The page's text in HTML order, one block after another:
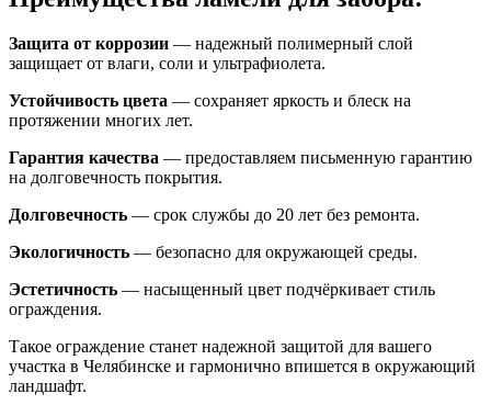
Защита от коррозии — надежный полимерный слой
защищает от влаги, соли и ультрафиолета.
Устойчивость цвета — сохраняет яркость и блеск на
протяжении многих лет.
Гарантия качества — предоставляем письменную гарантию
на долговечность покрытия.
Долговечность — срок службы до 20 лет без ремонта.
Экологичность — безопасно для окружающей среды.
Эстетичность — насыщенный цвет подчёркивает стиль
ограждения.
Такое ограждение станет надежной защитой для вашего
участка в Челябинске и гармонично впишется в окружающий
ландшафт.